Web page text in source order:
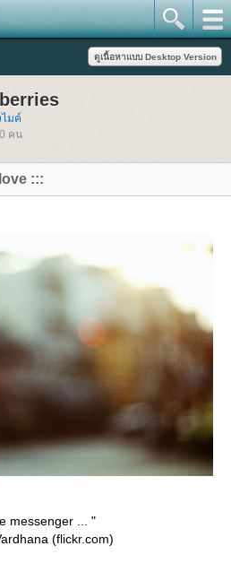
มค์
คน
:::
messenger ... "
(flickr.com)